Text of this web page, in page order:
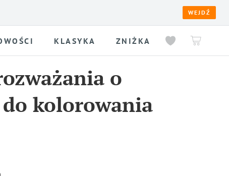
WEJDŹ
KLASYKA ZNIŻKA
o
kolorowania